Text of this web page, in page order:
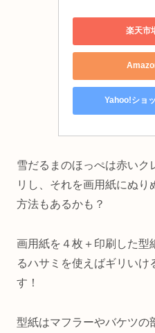
楽天市
Yahoo!ショ
雪だるまのほっぺは赤いク
リし、それを画用紙にぬ
方法もあるかも？
画用紙を４枚＋印刷した型
るハサミを使えばギリいけ
す！
型紙はマフラーやバケツの